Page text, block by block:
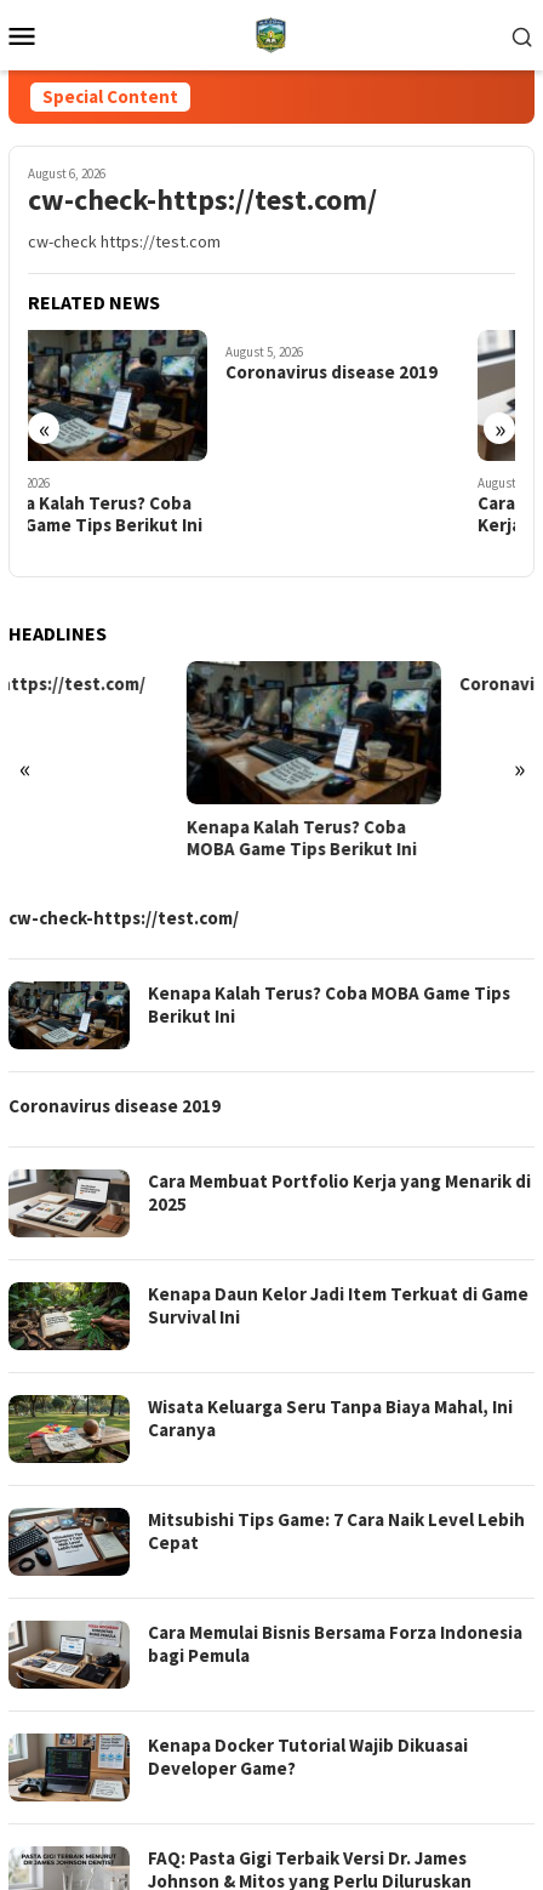
to
Menu
Special Content
August 6, 2026
cw-check-https://test.com/
cw-check https://test.com
RELATED NEWS
« »
August 5, 2026
Coronavirus disease 2019
Cara Membuat Portfolio
Kerja yang Menarik di 2025
HEADLINES
« »
Kenapa Kalah Terus? Coba
MOBA Game Tips Berikut Ini
Coronavirus disease 2019
SMAN
GARUT
cw-check-https://test.com/
Kenapa Kalah Terus? Coba MOBA Game Tips
Berikut Ini
Coronavirus disease 2019
Cara Membuat Portfolio Kerja yang Menarik di
2025
Kenapa Daun Kelor Jadi Item Terkuat di Game
Survival Ini
Wisata Keluarga Seru Tanpa Biaya Mahal, Ini
Caranya
Mitsubishi Tips Game: 7 Cara Naik Level Lebih
Cepat
Cara Memulai Bisnis Bersama Forza Indonesia
bagi Pemula
Kenapa Docker Tutorial Wajib Dikuasai
Developer Game?
FAQ: Pasta Gigi Terbaik Versi Dr. James
Johnson & Mitos yang Perlu Diluruskan